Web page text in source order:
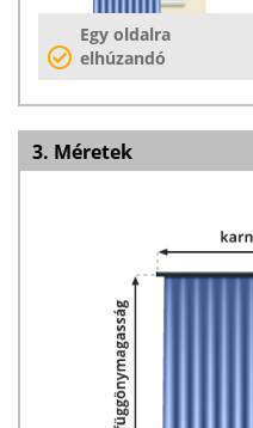
Egy oldalra
elhúzandó
3. Méretek